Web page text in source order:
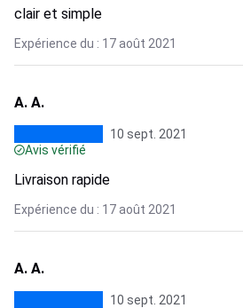
clair et simple
Expérience du : 17 août 2021
A. A.
10 sept. 2021
Avis vérifié
Livraison rapide
Expérience du : 17 août 2021
A. A.
10 sept. 2021